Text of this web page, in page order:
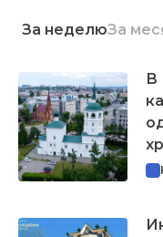
За неделюЗа
В